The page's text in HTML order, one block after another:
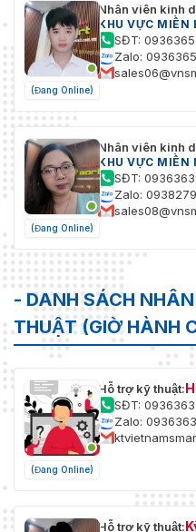
(Đang Online)
Nhân viên kinh
KHU VỰC MIỀN
SĐT:
Zalo:
(Đang Online)
Nhân viên kinh
KHU VỰC MIỀN
SĐT:
Zalo:
- DANH SÁCH
THUẬT (GIỜ HÀNH
(Đang Online)
Hỗ trợ kỹ thuật:
SĐT:
Zalo:
Hỗ trợ kỹ thuật: